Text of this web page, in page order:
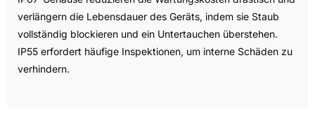
verlängern die Lebensdauer des Geräts, indem sie Staub
vollständig blockieren und ein Untertauchen überstehen.
IP55 erfordert häufige Inspektionen, um interne Schäden zu
verhindern.